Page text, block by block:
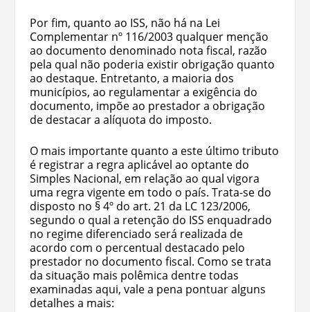
Por fim, quanto ao ISS, não há na Lei
Complementar nº 116/2003 qualquer menção
ao documento denominado nota fiscal, razão
pela qual não poderia existir obrigação quanto
ao destaque. Entretanto, a maioria dos
municípios, ao regulamentar a exigência do
documento, impõe ao prestador a obrigação
de destacar a alíquota do imposto.
O mais importante quanto a este último tributo
é registrar a regra aplicável ao optante do
Simples Nacional, em relação ao qual vigora
uma regra vigente em todo o país. Trata-se do
disposto no § 4º do art. 21 da LC 123/2006,
segundo o qual a retenção do ISS enquadrado
no regime diferenciado será realizada de
acordo com o percentual destacado pelo
prestador no documento fiscal. Como se trata
da situação mais polêmica dentre todas
examinadas aqui, vale a pena pontuar alguns
detalhes a mais: